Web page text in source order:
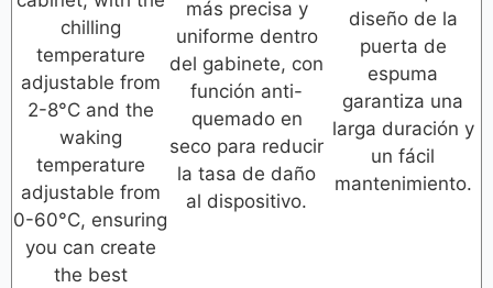
chilling
temperature
adjustable from
2-8°C and the
waking
temperature
adjustable from
0-60°C, ensuring
you can create
the best
más precisa y
uniforme dentro
del gabinete, con
función anti-
quemado en
seco para reducir
la tasa de daño
al dispositivo.
diseño de la
puerta de
espuma
garantiza una
larga duración y
un fácil
mantenimiento.